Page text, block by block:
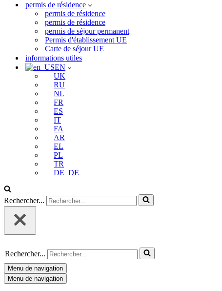
permis de résidence
permis de résidence
permis de résidence
permis de séjour permanent
Permis d'établissement UE
Carte de séjour UE
informations utiles
EN
UK
RU
NL
FR
ES
IT
FA
AR
EL
PL
TR
DE_DE
Rechercher...
Rechercher...
Menu de navigation
Menu de navigation